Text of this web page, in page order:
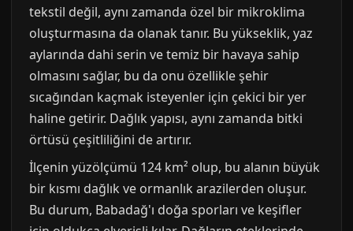
tekstil değil, aynı zamanda özel bir mikroklima
oluşturmasına da olanak tanır. Bu yükseklik, yaz
aylarında dahi serin ve temiz bir havaya sahip
olmasını sağlar, bu da onu özellikle şehir
sıcağından kaçmak isteyenler için çekici bir yer
haline getirir. Dağlık yapısı, aynı zamanda bitki
örtüsü çeşitliliğini de artırır.
İlçenin yüzölçümü 124 km² olup, bu alanın büyük
bir kısmı dağlık ve ormanlık arazilerden oluşur.
Bu durum, Babadağ'ı doğa sporları ve keşifler